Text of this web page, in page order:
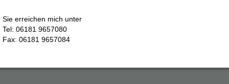
Sie erreichen mich unter
Tel: 06181 9657080
Fax: 06181 9657084